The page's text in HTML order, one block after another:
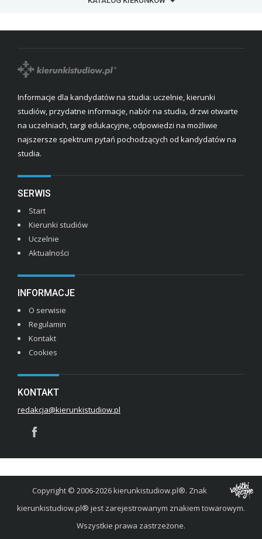
Informacje dla kandydatów na studia: uczelnie, kierunki
studiów, przydatne informacje, nabór na studia, drzwi otwarte
na uczelniach, targi edukacyjne, odpowiedzi na możliwie
najszersze spektrum pytań pochodzących od kandydatów na
studia.
SERWIS
Start
Kierunki studiów
Uczelnie
Aktualności
INFORMACJE
O serwisie
Regulamin
Kontakt
Cookies
KONTAKT
redakcja@kierunkistudiow.pl
Copyright © 2006-2026 kierunkistudiow.pl®. Znak
kierunkistudiow.pl® jest zarejestrowanym znakiem towarowym.
Wszystkie prawa zastrzeżone.